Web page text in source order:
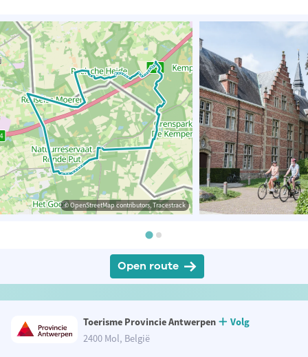
© OpenStreetMap contributors, Tracestrack
Open route
Toerisme Provincie Antwerpen
Volg
2400 Mol, België